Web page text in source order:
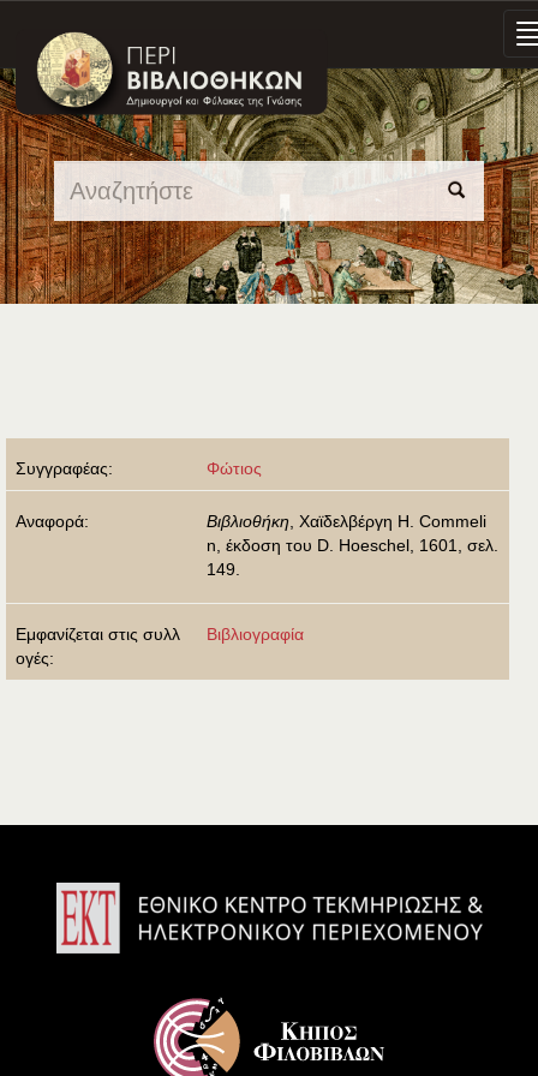
Skip
navigation
Συγγραφέας: Φώτιος
Αναφορά: Βιβλιοθήκη , Χαϊδελβέργη H. Commeli
n, έκδοση του D. Hoeschel, 1601, σελ.
149.
Εμφανίζεται στις συλλ
ογές:
Βιβλιογραφία